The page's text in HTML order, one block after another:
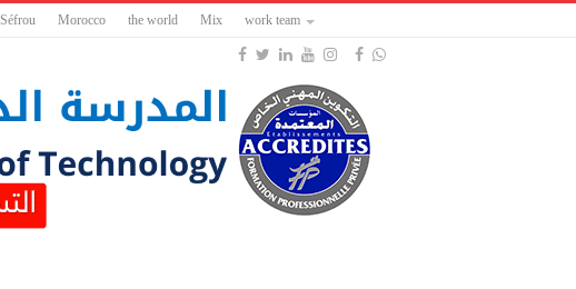
Séfrou Morocco the world Mix work team